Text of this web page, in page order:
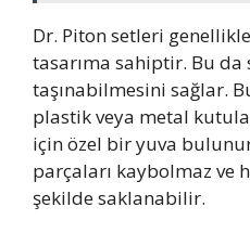
Dr. Piton setleri
tasarıma sahiptir. Bu da
taşınabilmesini sağlar.
plastik veya metal
için özel bir yuva
parçaları kaybolmaz ve
şekilde saklanabilir.